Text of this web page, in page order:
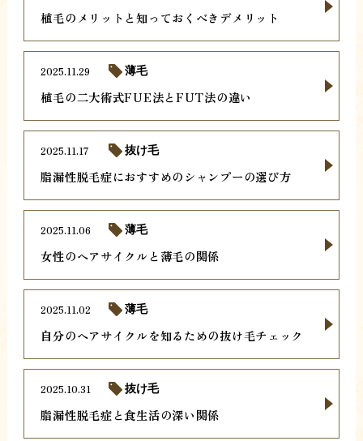
植毛のメリットと知っておくべきデメリット
植毛の二大術式FUE法とFUT法の違い
2025.11.29 薄毛
脂漏性脱毛症におすすめのシャンプーの選び方
2025.11.17 抜け毛
女性のヘアサイクルと薄毛の関係
2025.11.06 薄毛
自分のヘアサイクルを知るための抜け毛チェック
2025.11.02 薄毛
脂漏性脱毛症と食生活の深い関係
2025.10.31 抜け毛